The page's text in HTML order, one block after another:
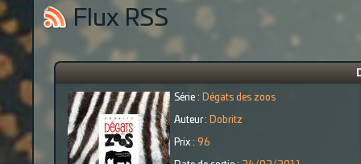
Flux RSS
Série : Dégats des zoos
Auteur : Dobritz
Prix : 96